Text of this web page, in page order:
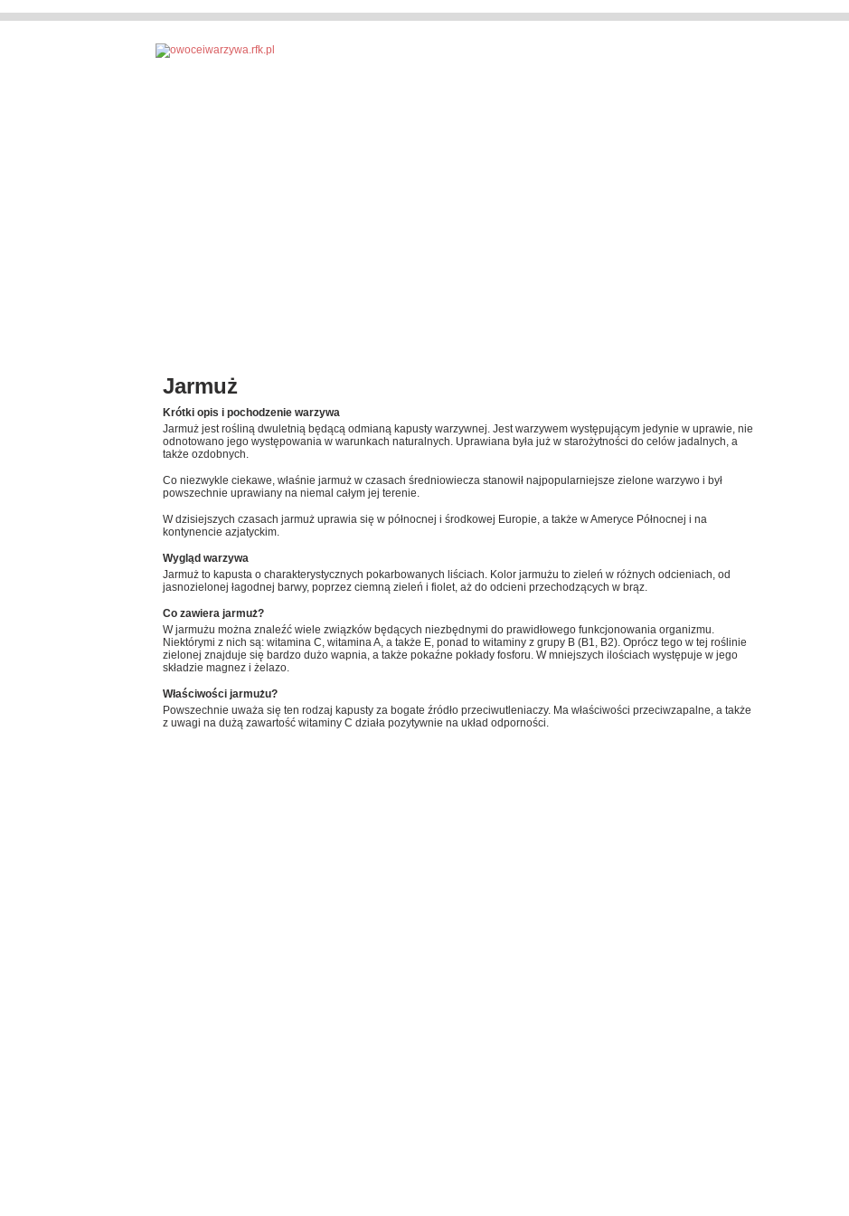
Jarmuż
Krótki opis i pochodzenie warzywa
Jarmuż jest rośliną dwuletnią będącą odmianą kapusty warzywnej. Jest warzywem występującym jedynie w uprawie, nie
odnotowano jego występowania w warunkach naturalnych. Uprawiana była już w starożytności do celów jadalnych, a
także ozdobnych.
Co niezwykle ciekawe, właśnie jarmuż w czasach średniowiecza stanowił najpopularniejsze zielone warzywo i był
powszechnie uprawiany na niemal całym jej terenie.
W dzisiejszych czasach jarmuż uprawia się w północnej i środkowej Europie, a także w Ameryce Północnej i na
kontynencie azjatyckim.
Wygląd warzywa
Jarmuż to kapusta o charakterystycznych pokarbowanych liściach. Kolor jarmużu to zieleń w różnych odcieniach, od
jasnozielonej łagodnej barwy, poprzez ciemną zieleń i fiolet, aż do odcieni przechodzących w brąz.
Co zawiera jarmuż?
W jarmużu można znaleźć wiele związków będących niezbędnymi do prawidłowego funkcjonowania organizmu.
Niektórymi z nich są: witamina C, witamina A, a także E, ponad to witaminy z grupy B (B1, B2). Oprócz tego w tej roślinie
zielonej znajduje się bardzo dużo wapnia, a także pokaźne pokłady fosforu. W mniejszych ilościach występuje w jego
składzie magnez i żelazo.
Właściwości jarmużu?
Powszechnie uważa się ten rodzaj kapusty za bogate źródło przeciwutleniaczy. Ma właściwości przeciwzapalne, a także
z uwagi na dużą zawartość witaminy C działa pozytywnie na układ odporności.